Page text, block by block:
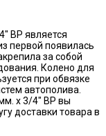
ВР является
первой появилась
за собой
Колено для
при обвязке
автополива.
х 3/4" ВР вы
доставки товара в